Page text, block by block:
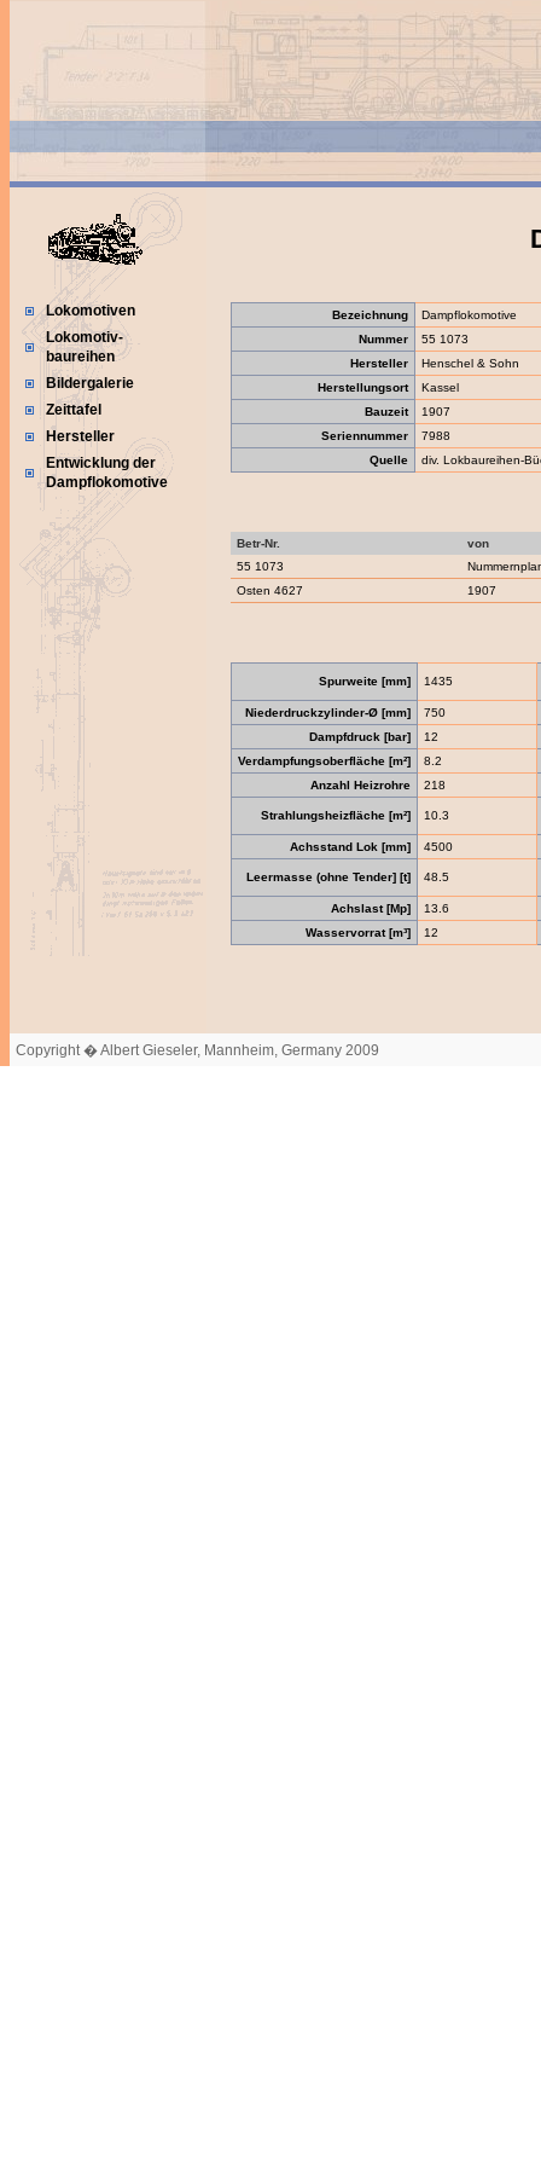
Lokomotiven
Lokomotiv-
baureihen
Bildergalerie
Zeittafel
Hersteller
Entwicklung der
Dampflokomotive
Bezeichnung
Dampflokomotive
Nummer
55 1073
Hersteller
Henschel & Sohn
Herstellungsort
Kassel
Bauzeit
1907
Seriennummer
7988
Quelle
div. Lokbaureihen-
Betr-Nr.
von
55 1073
Osten 4627
1907
Spurweite [mm] 1435
Niederdruckzylinder-Ø [mm]
750
Dampfdruck [bar]
12
Verdampfungsoberfläche [m²]
8.2
Anzahl Heizrohre
218
Strahlungsheizfläche [m²] 10.3
Achsstand Lok [mm] 4500
Leermasse (ohne Tender] [t] 48.5
Achslast [Mp]
13.6
Wasservorrat [m³]
12
Copyright � Albert Gieseler, Mannheim, Germany 2009